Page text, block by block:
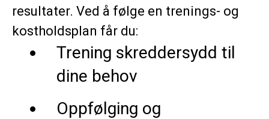
resultater. Ved å følge en trenings- og
kostholdsplan får du:
Trening skreddersydd til
dine behov
Oppfølging og